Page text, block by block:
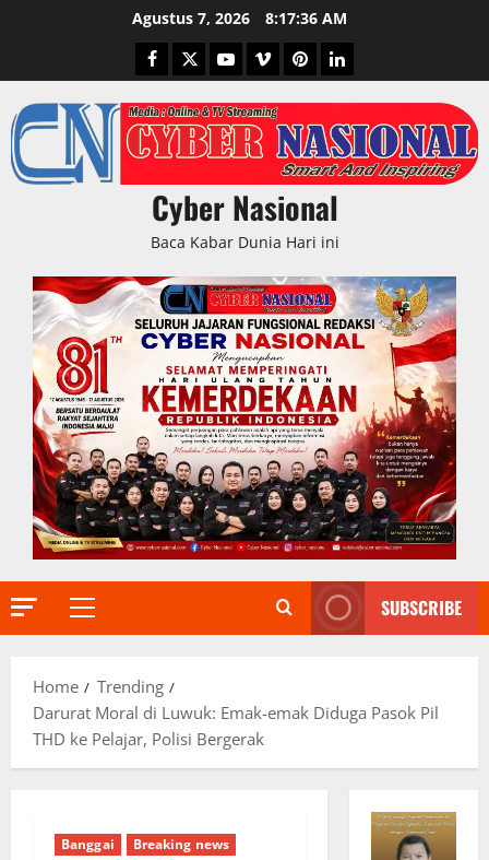
Agustus 7, 2026 8:17:37 AM
Facebook
TwitterYoutubeVimeoPinterestLinkedIn
Cyber Nasional
Baca Kabar Dunia Hari ini
Primary
SUBSCRIBE
Home
Trending
Darurat Moral di Luwuk: Emak-emak Diduga Pasok Pil
THD ke Pelajar, Polisi Bergerak
Banggai
Breaking news